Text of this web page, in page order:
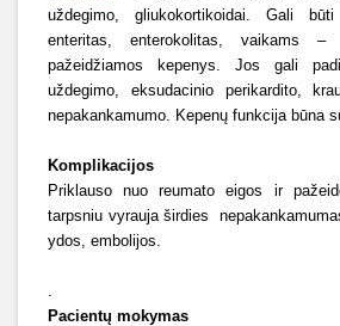
uždegimo, gliukokortikoidai. Gali
enteritas, enterokolitas, vaikams –
pažeidžiamos kepenys. Jos gali
uždegimo, eksudacinio perikardito,
nepakankamumo. Kepenų funkcija būna
Komplikacijos
Priklauso nuo reumato eigos ir
tarpsniu vyrauja širdies
ydos, embolijos.
.
Pacientų mokymas